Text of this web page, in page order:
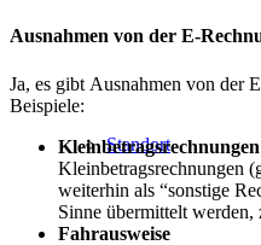
Standort
Ausnahmen von der E-
Ja, es gibt Ausnahmen von der
Beispiele:
Kleinbetragsrechnungen
Kleinbetragsrechnungen
weiterhin als “sonstige
Sinne übermittelt
Fahrausweise